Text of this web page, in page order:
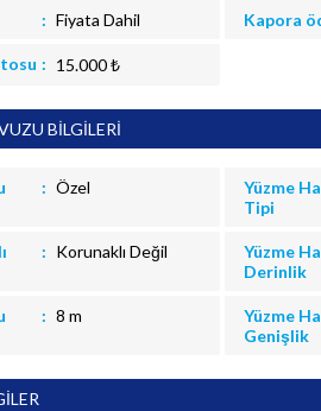
Fiyata Dahil Kapora
15.000 ₺
BİLGİLERİ
Özel
Yüzme
Tipi
Korunaklı Değil
Yüzme
Derinlik
8 m
Yüzme
Genişlik